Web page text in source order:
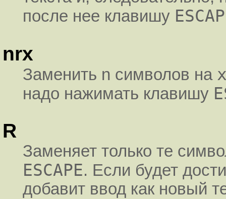
после нее клавишу
nrx
Заменить n символов на
надо нажимать клавишу
R
Заменяет только те
ESCAPE. Если будет
добавит ввод как новый